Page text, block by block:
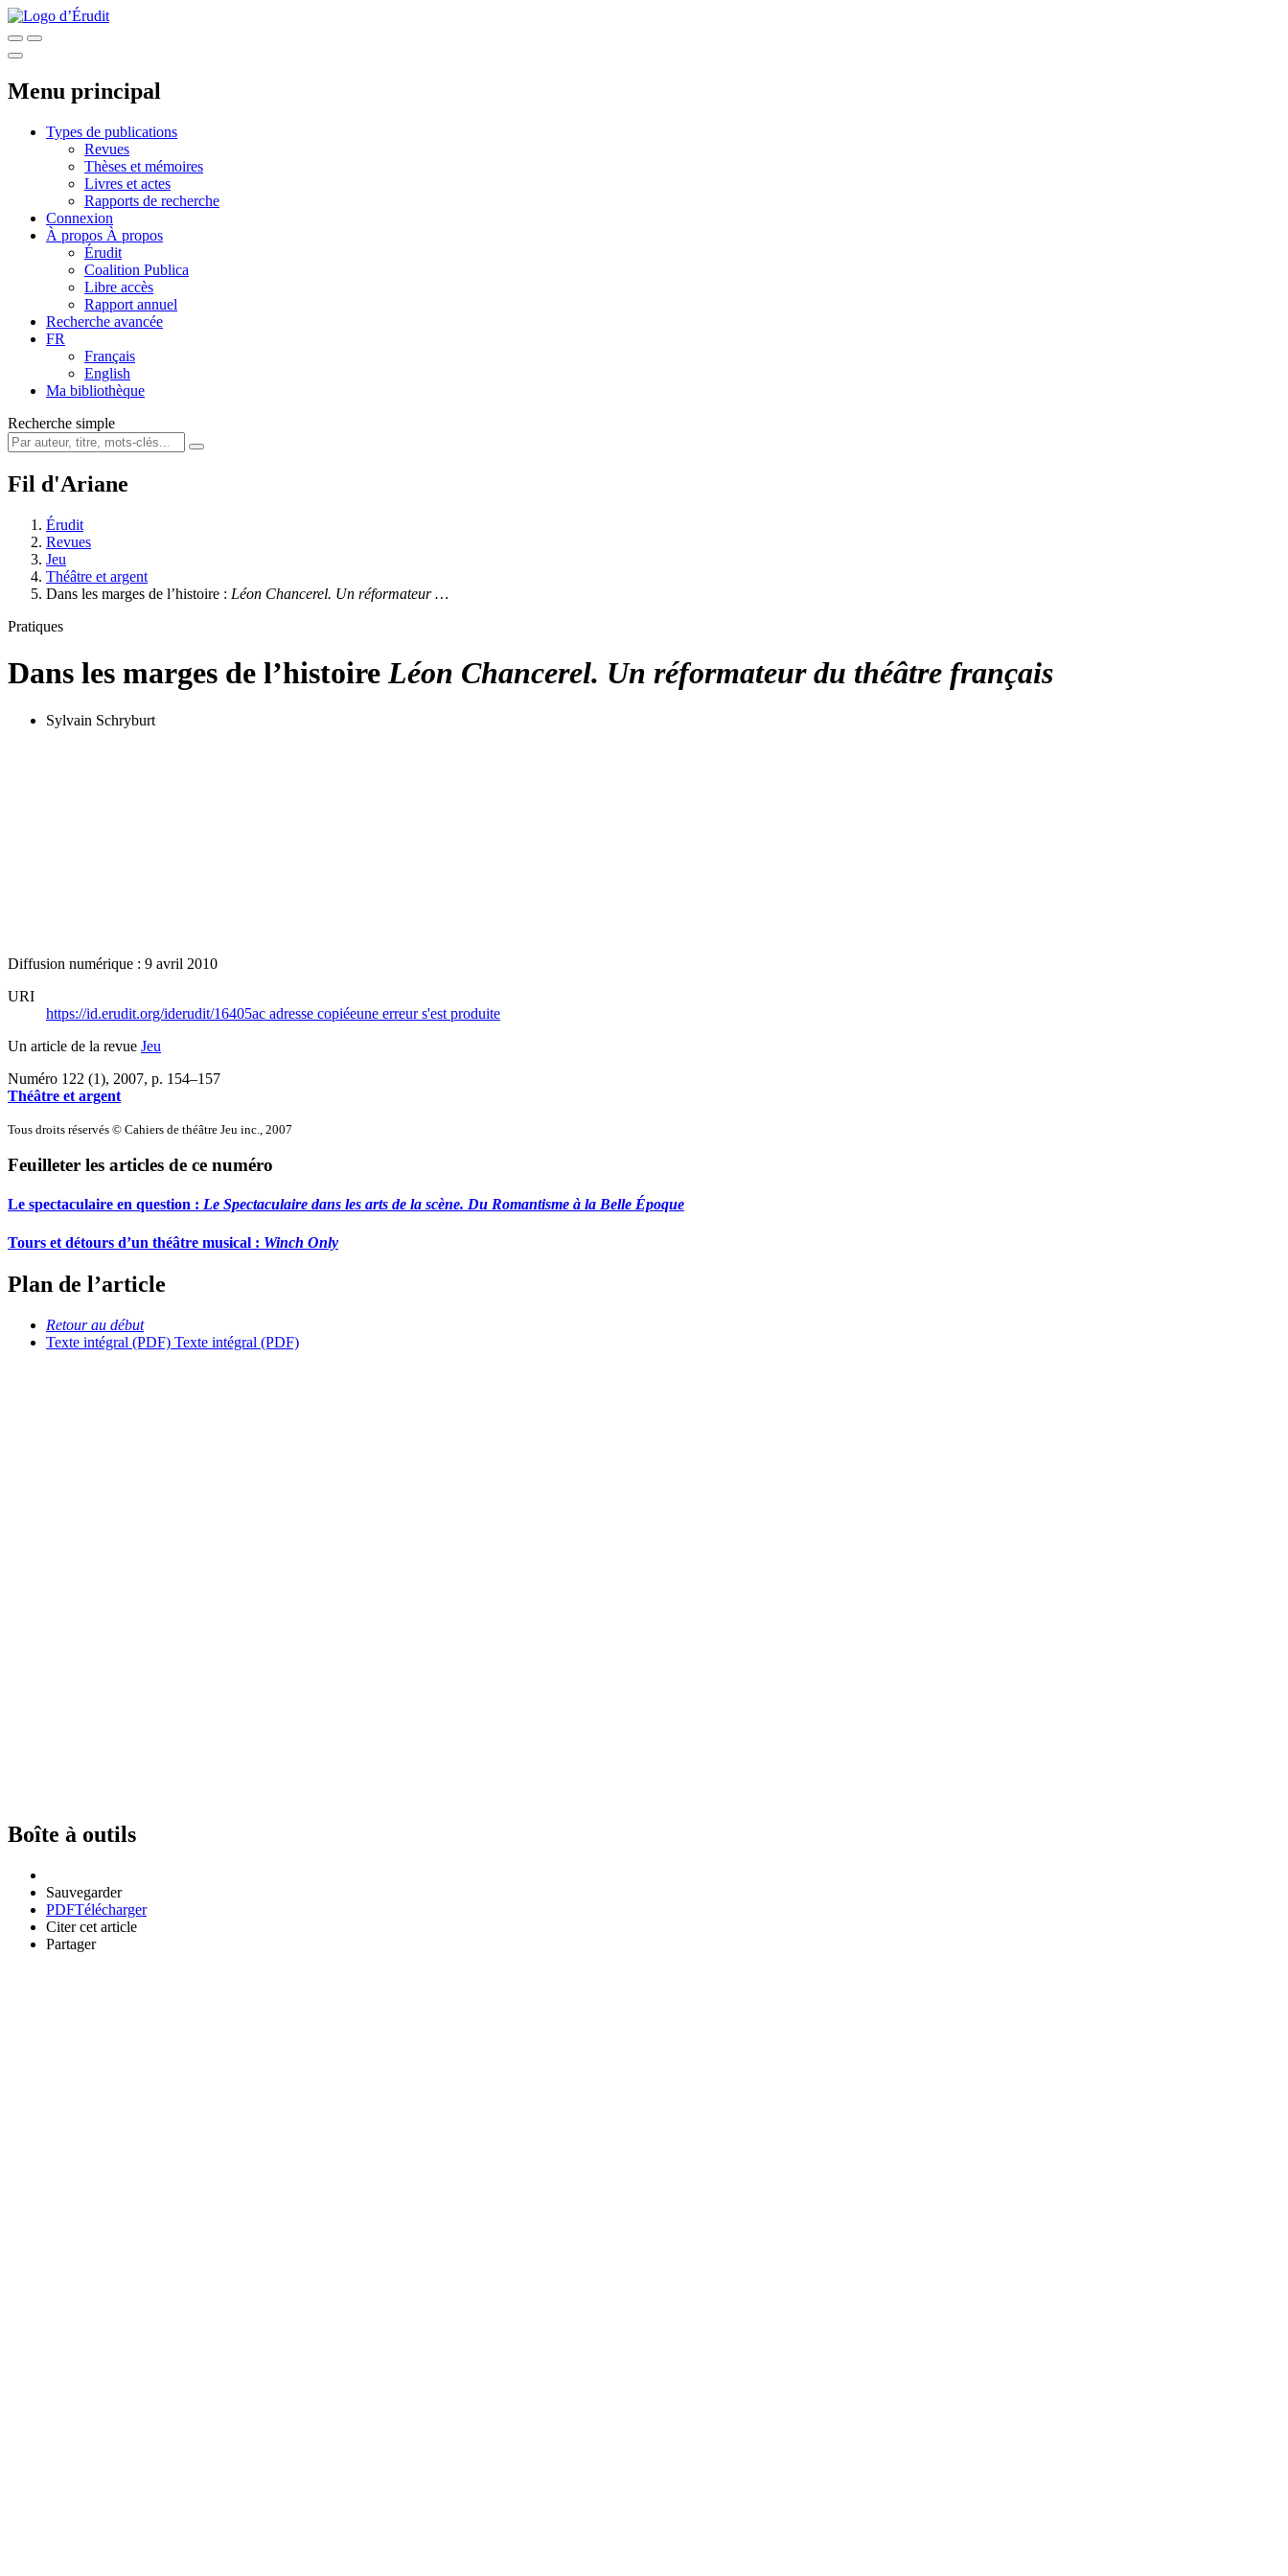
Menu principal
Types de publications
Revues
Thèses et mémoires
Livres et actes
Rapports de recherche
Connexion
À propos À propos
Érudit
Coalition Publica
Libre accès
Rapport annuel
Recherche avancée
FR
Français
English
Ma bibliothèque
Recherche simple
Fil d'Ariane
Érudit
Revues
Jeu
Théâtre et argent
Dans les marges de l’histoire : Léon Chancerel. Un réformateur …
Pratiques
Dans les marges de l’histoire Léon Chancerel. Un réformateur du théâtre français
Sylvain Schryburt
Diffusion numérique : 9 avril 2010
URI
https://id.erudit.org/iderudit/16405ac adresse copiéeune erreur s'est produite
Un article de la revue Jeu
Numéro 122 (1), 2007, p. 154–157
Théâtre et argent
Tous droits réservés © Cahiers de théâtre Jeu inc., 2007
Feuilleter les articles de ce numéro
Le spectaculaire en question : Le Spectaculaire dans les arts de la scène. Du Romantisme à la Belle Époque
Tours et détours d’un théâtre musical : Winch Only
Plan de l’article
Retour au début
Texte intégral (PDF) Texte intégral (PDF)
Boîte à outils
Sauvegarder
PDFTélécharger
Citer cet article
Partager